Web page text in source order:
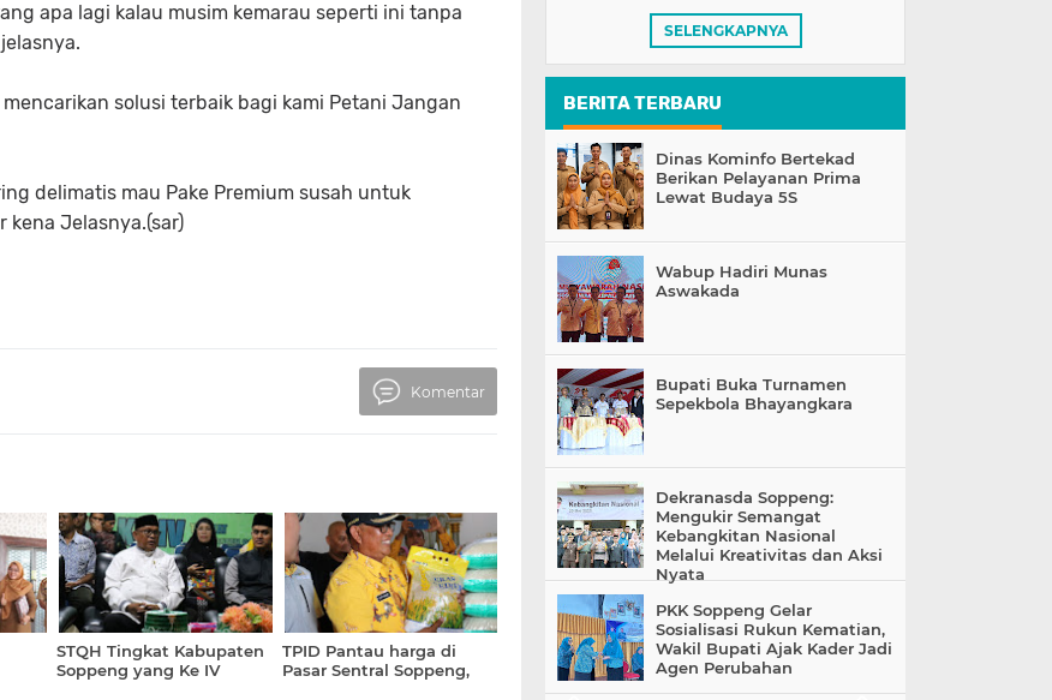
apa lagi kalau musim kemarau seperti ini tanpa
solusi terbaik bagi kami Petani Jangan
delimatis mau Pake Premium susah untuk
kena Jelasnya.(sar)
Komentar
STQH Tingkat Kabupaten
Soppeng yang Ke IV
TPID Pantau harga di
Pasar Sentral Soppeng,
SELENGKAPNYA
BERITA TERBARU
Dinas Kominfo Bertekad
Berikan Pelayanan Prima
Lewat Budaya 5S
Wabup Hadiri Munas
Aswakada
Bupati Buka Turnamen
Sepekbola Bhayangkara
Dekranasda Soppeng:
Mengukir Semangat
Kebangkitan Nasional
Melalui Kreativitas dan Aksi
Nyata
PKK Soppeng Gelar
Sosialisasi Rukun Kematian,
Wakil Bupati Ajak Kader Jadi
Agen Perubahan